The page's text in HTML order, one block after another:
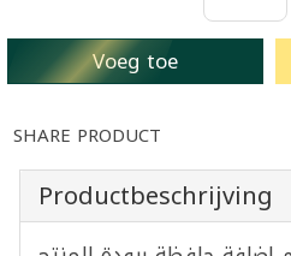
Voeg toe
SHARE PRODUCT
Productbeschrijving